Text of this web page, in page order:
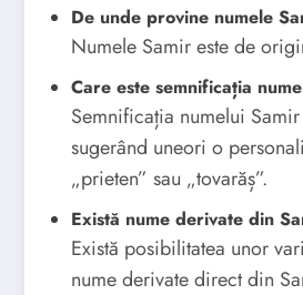
De unde provine numele
Numele Samir este de
Care este semnificația
Semnificația numelui
sugerând uneori o
„prieten” sau „tovarăș”.
Există nume derivate din
Există posibilitatea unor
nume derivate direct din